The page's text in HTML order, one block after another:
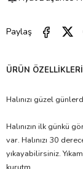
Paylaş
ÜRÜN ÖZELLIKLERI
Halınızı güzel
Halınızın ilk günkü
var. Halınızı 30
yıkayabilirsiniz.